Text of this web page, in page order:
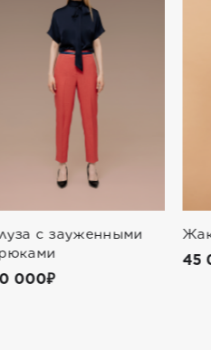
Жакет Сафари
45 000₽